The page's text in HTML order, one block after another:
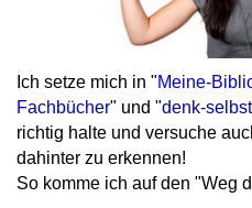
Ich setze mich in "Meine-
Fachbücher" und "denk-
richtig halte und versuche
dahinter zu erkennen!
So komme ich auf den "Weg